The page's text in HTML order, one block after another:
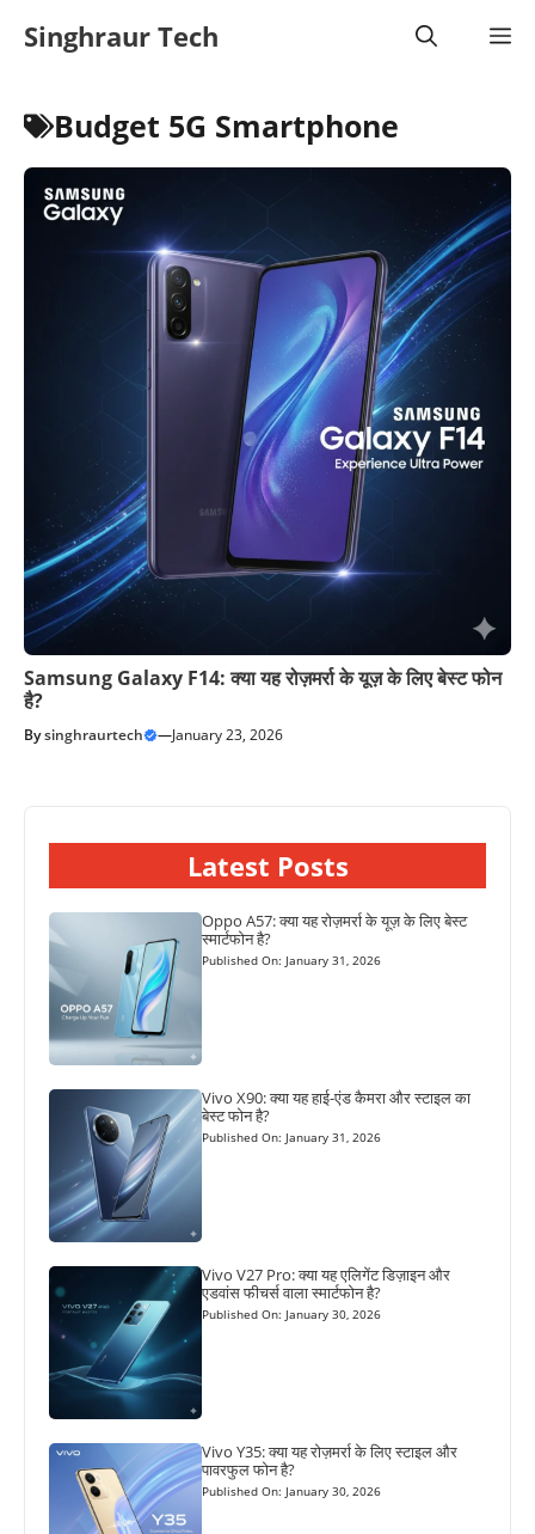
Singhraur Tech
Budget 5G Smartphone
Samsung Galaxy F14: क्या यह रोज़मर्रा के यूज़ के लिए बेस्ट फोन
है?
Bysinghraurtech —January 23, 2026
Latest Posts
Oppo A57: क्या यह रोज़मर्रा के यूज़ के लिए बेस्ट
स्मार्टफोन है?
Published On: January 31, 2026
Vivo X90: क्या यह हाई-एंड कैमरा और स्टाइल का
बेस्ट फोन है?
Published On: January 31, 2026
Vivo V27 Pro: क्या यह एलिगेंट डिज़ाइन और
एडवांस फीचर्स वाला स्मार्टफोन है?
Published On: January 30, 2026
Vivo Y35: क्या यह रोज़मर्रा के लिए स्टाइल और
पावरफुल फोन है?
Published On: January 30, 2026